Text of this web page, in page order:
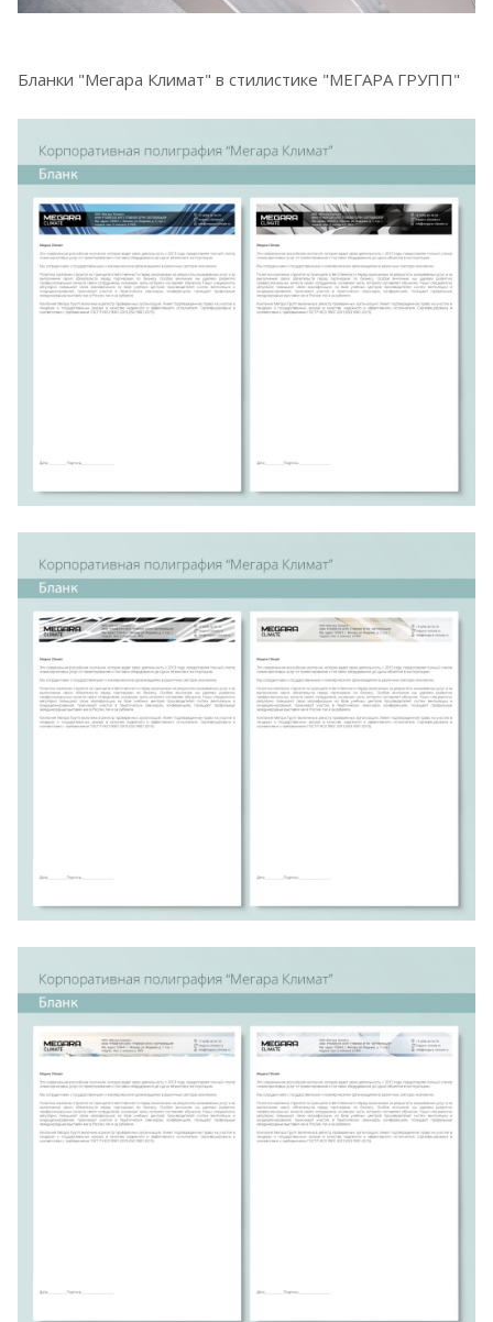
Бланки "Мегара Климат" в стилистике "МЕГАРА ГРУПП"